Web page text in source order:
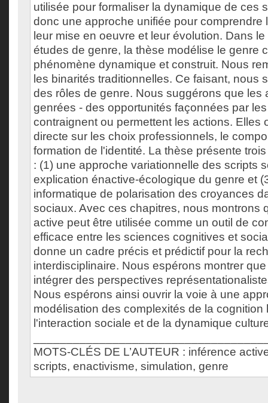
utilisée pour formaliser la dynamique de ces
donc une approche unifiée pour comprendre
leur mise en oeuvre et leur évolution. Dans
études de genre, la thèse modélise le genre
phénomène dynamique et construit. Nous
les binarités traditionnelles. Ce faisant, nous
des rôles de genre. Nous suggérons que les
genrées - des opportunités façonnées par
contraignent ou permettent les actions. Elles
directe sur les choix professionnels, le
formation de l'identité. La thèse présente
: (1) une approche variationnelle des scripts
explication énactive-écologique du genre et
informatique de polarisation des croyances
sociaux. Avec ces chapitres, nous montrons
active peut être utilisée comme un outil de
efficace entre les sciences cognitives et
donne un cadre précis et prédictif pour la
interdisciplinaire. Nous espérons montrer
intégrer des perspectives
Nous espérons ainsi ouvrir la voie à une
modélisation des complexités de la cognition
l'interaction sociale et de la dynamique
MOTS-CLÉS DE L’AUTEUR : inférence
scripts, enactivisme, simulation, genre